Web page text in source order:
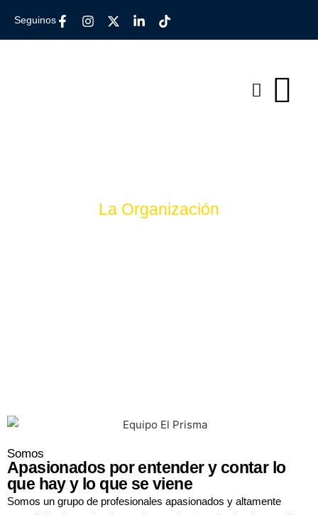
Seguinos
La Organización
Somos
Apasionados por entender y contar lo
que hay y lo que se viene
Somos un grupo de profesionales apasionados y altamente